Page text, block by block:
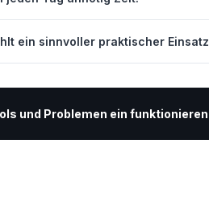
ein sinnvoller praktischer
und Problemen ein